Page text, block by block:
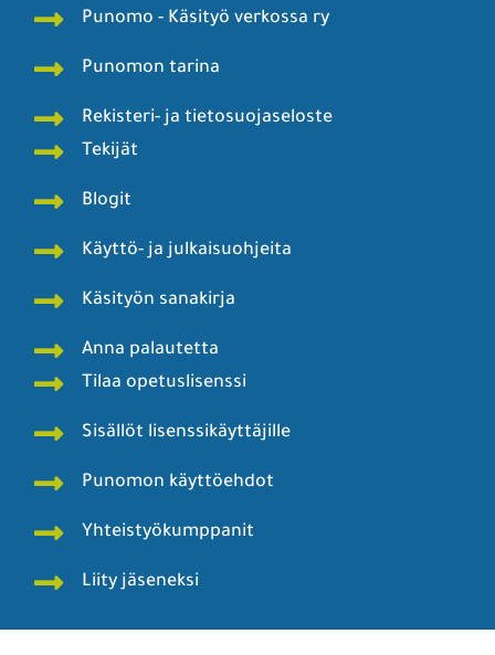
Punomo - Käsityö verkossa ry
Punomon tarina
Rekisteri- ja tietosuojaseloste
Tekijät
Blogit
Käyttö- ja julkaisuohjeita
Käsityön sanakirja
Anna palautetta
Tilaa opetuslisenssi
Sisällöt lisenssikäyttäjille
Punomon käyttöehdot
Yhteistyökumppanit
Liity jäseneksi